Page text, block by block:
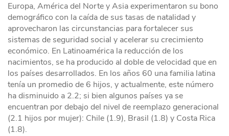
Europa, América del Norte y Asia experimentaron su bono
demográfico con la caída de sus tasas de natalidad y
aprovecharon las circunstancias para fortalecer sus
sistemas de seguridad social y acelerar su crecimiento
económico. En Latinoamérica la reducción de los
nacimientos, se ha producido al doble de velocidad que en
los países desarrollados. En los años 60 una familia latina
tenía un promedio de 6 hijos, y actualmente, este número
ha disminuido a 2.2; si bien algunos países ya se
encuentran por debajo del nivel de reemplazo generacional
(2.1 hijos por mujer): Chile (1.9), Brasil (1.8) y Costa Rica
(1.8).